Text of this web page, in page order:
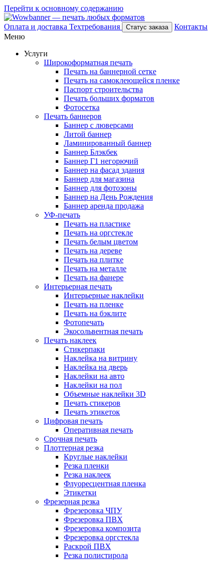
Перейти к основному содержанию
Оплата и доставка Техтребования Статус заказа
Контакты
Меню
Услуги
Широкоформатная печать
Печать на баннерной сетке
Печать на самоклеющейся пленке
Паспорт строительства
Печать больших форматов
Фотосетка
Печать баннеров
Баннер с люверсами
Литой баннер
Ламинированный баннер
Баннер Блэкбек
Баннер Г1 негорючий
Баннер на фасад здания
Баннер для магазина
Баннер для фотозоны
Баннер на День Рождения
Баннер аренда продажа
УФ-печать
Печать на пластике
Печать на оргстекле
Печать белым цветом
Печать на дереве
Печать на плитке
Печать на металле
Печать на фанере
Интерьерная печать
Интерьерные наклейки
Печать на пленке
Печать на бэклите
Фотопечать
Экосольвентная печать
Печать наклеек
Стикерпаки
Наклейка на витрину
Наклейка на дверь
Наклейки на авто
Наклейки на пол
Объемные наклейки 3D
Печать стикеров
Печать этикеток
Цифровая печать
Оперативная печать
Срочная печать
Плоттерная резка
Круглые наклейки
Резка пленки
Резка наклеек
Флуоресцентная пленка
Этикетки
Фрезерная резка
Фрезеровка ЧПУ
Фрезеровка ПВХ
Фрезеровка композита
Фрезеровка оргстекла
Раскрой ПВХ
Резка полистирола